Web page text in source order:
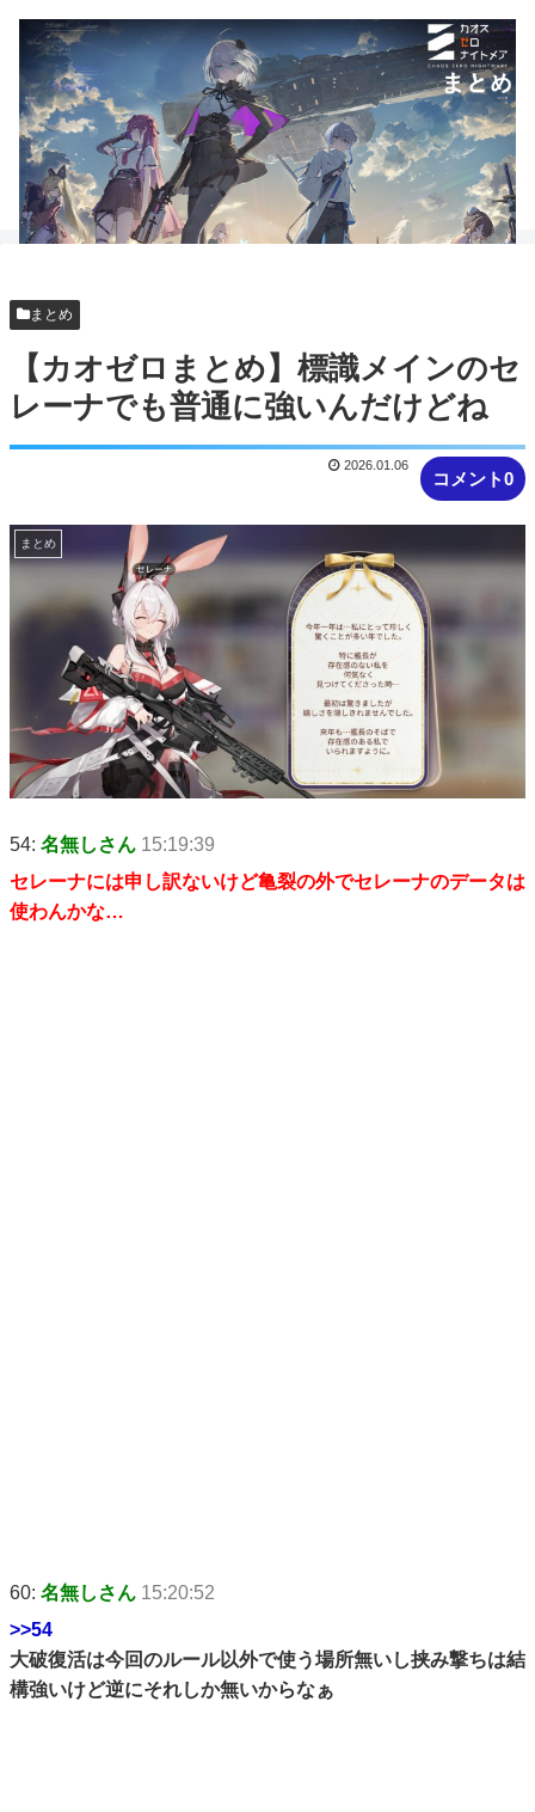
まとめ
【カオゼロまとめ】標識メインのセ
レーナでも普通に強いんだけどね
コメント0
2026.01.06
まとめ
54: 名無しさん 15:19:39
セレーナには申し訳ないけど亀裂の外でセレーナのデータは
使わんかな…
60: 名無しさん 15:20:52
>>54
大破復活は今回のルール以外で使う場所無いし挟み撃ちは結
構強いけど逆にそれしか無いからなぁ